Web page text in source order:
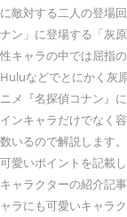
に敵対する二人の登場
ナン」に登場する「灰
性キャラの中では屈指
Huluなどでとにかく灰
ニメ『名探偵コナン』
インキャラだけでなく
数いるので解説します
可愛いポイントを記載
キャラクターの紹介記
ャラにも可愛いキャラ